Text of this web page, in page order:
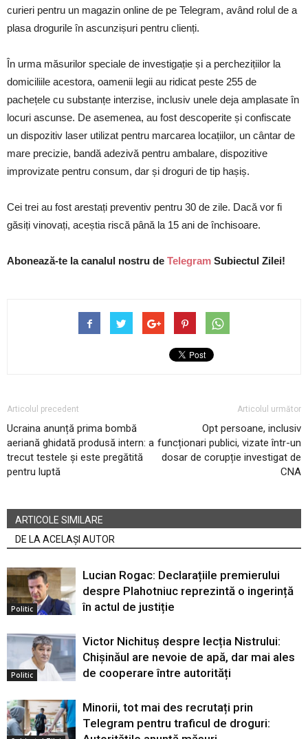
curieri pentru un magazin online de pe Telegram, având rolul de a
plasa drogurile în ascunzișuri pentru clienți.
În urma măsurilor speciale de investigație și a perchezițiilor la
domiciliile acestora, oamenii legii au ridicat peste 255 de
pachețele cu substanțe interzise, inclusiv unele deja amplasate în
locuri ascunse. De asemenea, au fost descoperite și confiscate
un dispozitiv laser utilizat pentru marcarea locațiilor, un cântar de
mare precizie, bandă adezivă pentru ambalare, dispozitive
improvizate pentru consum, dar și droguri de tip hașiș.
Cei trei au fost arestați preventiv pentru 30 de zile. Dacă vor fi
găsiți vinovați, aceștia riscă până la 15 ani de închisoare.
Abonează-te la canalul nostru de Telegram Subiectul Zilei!
Articolul precedent
Ucraina anunță prima bombă
aeriană ghidată produsă intern: a
trecut testele și este pregătită
pentru luptă
Articolul următor
Opt persoane, inclusiv
funcționari publici, vizate într-un
dosar de corupție investigat de
CNA
ARTICOLE SIMILARE
DE LA ACELAȘI AUTOR
Politic
Lucian Rogac: Declarațiile premierului
despre Plahotniuc reprezintă o ingerință
în actul de justiție
Politic
Victor Nichituș despre lecția Nistrului:
Chișinăul are nevoie de apă, dar mai ales
de cooperare între autorități
Minorii, tot mai des recrutați prin
Telegram pentru traficul de droguri: